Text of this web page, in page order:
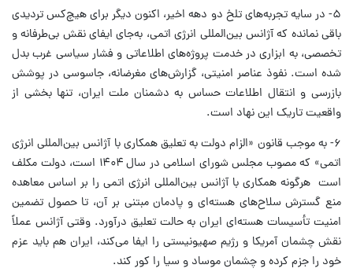
۵- در سایه تجربه‌های تلخ دو دهه اخیر، اکنون دیگر برای هیچ‌کس تردیدی
باقی نمانده که آژانس بین‌المللی انرژی اتمی، به‌جای ایفای نقش بی‌طرفانه و
تخصصی، به ابزاری در خدمت پروژه‌های اطلاعاتی و فشار سیاسی غرب بدل
شده است. نفوذ عناصر امنیتی، گزارش‌های مغرضانه، جاسوسی در پوشش
بازرسی و انتقال اطلاعات حساس به دشمنان ملت ایران، تنها بخشی از
واقعیت تاریک این نهاد است.
۶- به موجب قانون «الزام دولت به تعلیق همکاری با آژانس بین‌المللی انرژی
اتمی» که مصوب مجلس شورای اسلامی در سال ۱۴۰۴ است، دولت مکلف
است هرگونه همکاری با آژانس بین‌المللی انرژی اتمی را بر اساس معاهده
منع گسترش سلاح‌های هسته‌ای و پادمان مبتنی بر آن، تا حصول تضمین
امنیت تأسیسات هسته‌ای ایران به حالت تعلیق درآورد. وقتی آژانس عملاً
نقش چشمان آمریکا و رژیم صهیونیستی را ایفا می‌کند، ایران هم باید عزم
خود را جزم کرده و چشمان موساد و سیا را کور کند.